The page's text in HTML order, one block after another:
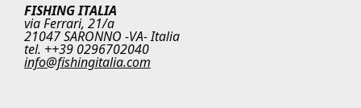
FISHING ITALIA
via Ferrari, 21/a
21047 SARONNO -VA- Italia
tel. ++39 0296702040
info@fishingitalia.com